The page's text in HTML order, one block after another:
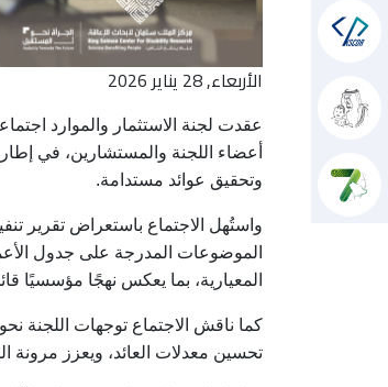
الأربعاء, 28 يناير 2026
أعضاء اللجنة والمستشارين، في
وتحقيق عوائد مستدامة.
واستُهل الاجتماع باستعراض تقرير
الموضوعات المدرجة على جدول
المعيارية، بما يعكس نهجًا مؤسسيًا
كما ناقش الاجتماع توجهات اللجنة
تحسين معدلات العائد، ويعزز مرونة